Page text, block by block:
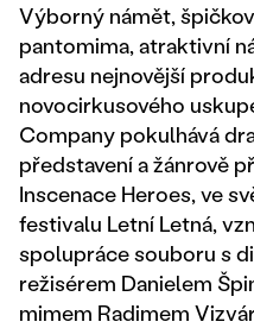
Výborný námět,
pantomima, atraktivní
adresu nejnovější
novocirkusového
Company pokulhává
představení a žánrově
Inscenace Heroes, ve
festivalu Letní Letná,
spolupráce souboru s
režisérem Danielem
mimem Radimem